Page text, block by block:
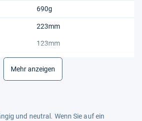
690g
223mm
123mm
‎1
Englisch
Mehr anzeigen
und neutral. Wenn Sie auf ein